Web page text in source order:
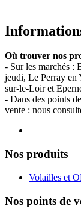
Où trouver nos
- Sur les marchés :
jeudi, Le Perray en
sur-le-Loir et
- Dans des points
vente : nous
Nos produits
Volailles et
Nos points de